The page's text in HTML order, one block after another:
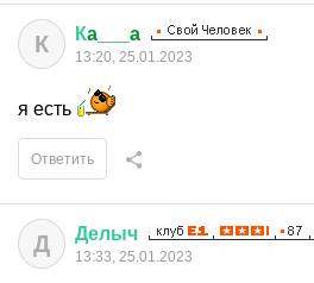
К Кa___a
13:20, 25.01.2023
я есть
Ответить
Д Делыч
13:33, 25.01.2023